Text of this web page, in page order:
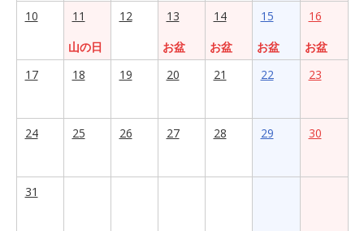
10
11
山の日
12
13
お盆
14
お盆
15
お盆
16
お盆
17
18 19 20 21 22 23
24 25 26 27 28 29 30
31